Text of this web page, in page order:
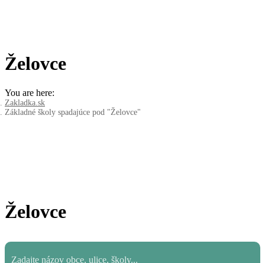
Želovce
You are here:
Zakladka.sk
Základné školy spadajúce pod "Želovce"
Želovce